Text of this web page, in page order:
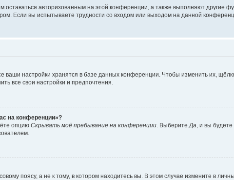
авторизованным на этой конференции, а также выполняют другие
Если вы испытываете трудности со входом или выходом на данной
ваши настройки хранятся в базе данных конференции. Чтобы изменить их,
все свои настройки и предпочтения.
на конференции»?
опцию Скрывать моё пребывание на конференции . Выберите Да , и вы
поясу, а не к тому, в котором находитесь вы. В этом случае измените в